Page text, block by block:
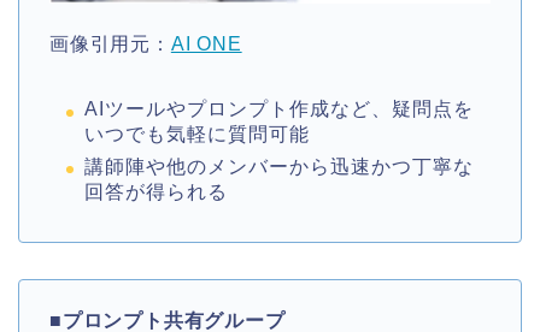
画像引用元： AI ONE
AIツールやプロンプト作成など、疑問点を
いつでも気軽に質問可能
講師陣や他のメンバーから迅速かつ丁寧な
回答が得られる
■プロンプト共有グループ